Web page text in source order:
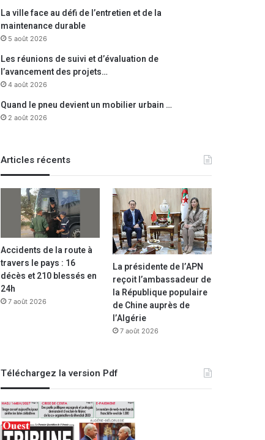
La ville face au défi de l’entretien et de la
maintenance durable
5 août 2026
Les réunions de suivi et d’évaluation de
l’avancement des projets…
4 août 2026
Quand le pneu devient un mobilier urbain …
2 août 2026
Articles récents
Accidents de la route à
travers le pays : 16
décès et 210 blessés en
24h
7 août 2026
La présidente de l’APN
reçoit l’ambassadeur de
la République populaire
de Chine auprès de
l’Algérie
7 août 2026
Téléchargez la version Pdf